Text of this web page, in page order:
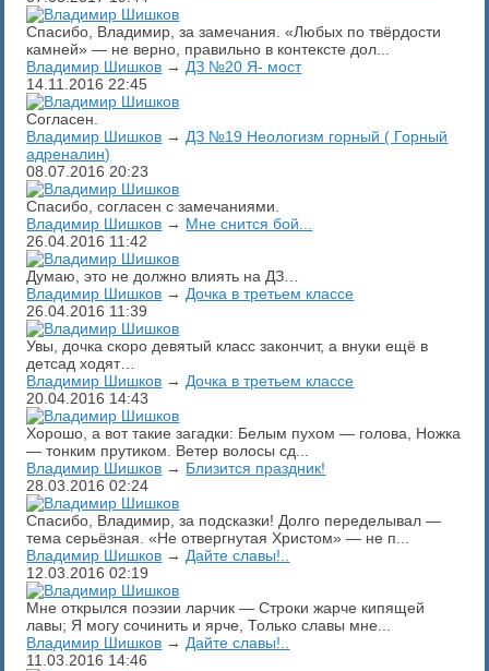
Спасибо, Владимир, за замечания. «Любых по твёрдости
камней» — не верно, правильно в контексте дол...
Владимир Шишков →ДЗ №20 Я- мост
14.11.2016 22:45
Согласен.
Владимир Шишков →ДЗ №19 Неологизм горный ( Горный
адреналин)
08.07.2016 20:23
Спасибо, согласен с замечаниями.
Владимир Шишков → Мне снится бой...
26.04.2016 11:42
Думаю, это не должно влиять на ДЗ…
Владимир Шишков →Дочка в третьем классе
26.04.2016 11:39
Увы, дочка скоро девятый класс закончит, а внуки ещё в
детсад ходят…
Владимир Шишков →Дочка в третьем классе
20.04.2016 14:43
Хорошо, а вот такие загадки: Белым пухом — голова, Ножка
— тонким прутиком. Ветер волосы сд...
Владимир Шишков → Близится праздник!
28.03.2016 02:24
Спасибо, Владимир, за подсказки! Долго переделывал —
тема серьёзная. «Не отвергнутая Христом» — не п...
Владимир Шишков →Дайте славы!..
12.03.2016 02:19
Мне открылся поэзии ларчик — Строки жарче кипящей
лавы; Я могу сочинить и ярче, Только славы мне...
Владимир Шишков →Дайте славы!..
11.03.2016 14:46